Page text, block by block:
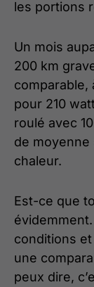
les portions
Un mois
200 km
comparable,
pour 210
roulé avec
de moyenne
chaleur.
Est-ce que
conditions
une
peux dire,